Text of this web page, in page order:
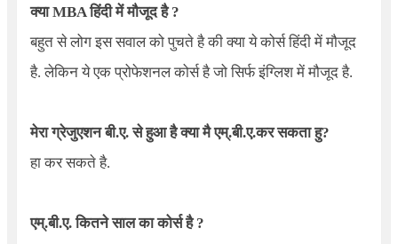
क्या MBA हिंदी में मौजूद है ?
बहुत से लोग इस सवाल को पुचते है की क्या ये कोर्स हिंदी में मौजूद
है. लेकिन ये एक प्रोफेशनल कोर्स है जो सिर्फ इंग्लिश में मौजूद है.
मेरा ग्रेजुएशन बी.ए. से हुआ है क्या मै एम्.बी.ए.कर सकता हु?
हा कर सकते है.
एम्.बी.ए. कितने साल का कोर्स है ?